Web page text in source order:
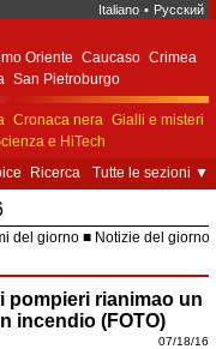
Italiano • Русский
Oriente Caucaso Crimea
San Pietroburgo
Sebastopoli
Cronaca nera Gialli e misteri
e HiTech
Ricerca Tutte le sezioni ▼
del giorno Notizie del giorno
pompieri rianimao un
incendio (FOTO)
07/18/16